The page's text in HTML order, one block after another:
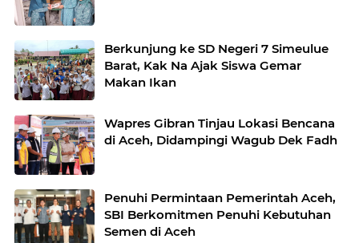
Berkunjung ke SD Negeri 7 Simeulue
Barat, Kak Na Ajak Siswa Gemar
Makan Ikan
Wapres Gibran Tinjau Lokasi Bencana
di Aceh, Didampingi Wagub Dek Fadh
Penuhi Permintaan Pemerintah Aceh,
SBI Berkomitmen Penuhi Kebutuhan
Semen di Aceh